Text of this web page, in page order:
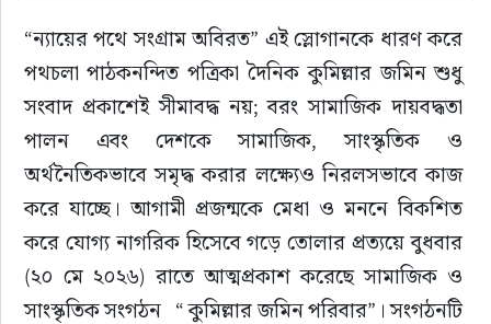
অন্যান্য
“ন্যায়ের পথে সংগ্রাম অবিরত” এই স্লোগানকে ধারণ করে
পথচলা পাঠকনন্দিত পত্রিকা দৈনিক কুমিল্লার জমিন শুধু
সংবাদ প্রকাশেই সীমাবদ্ধ নয়; বরং সামাজিক দায়বদ্ধতা
পালন এবং দেশকে সামাজিক, সাংস্কৃতিক ও
অর্থনৈতিকভাবে সমৃদ্ধ করার লক্ষ্যেও নিরলসভাবে কাজ
করে যাচ্ছে। আগামী প্রজন্মকে মেধা ও মননে বিকশিত
করে যোগ্য নাগরিক হিসেবে গড়ে তোলার প্রত্যয়ে বুধবার
(২০ মে ২০২৬) রাতে আত্মপ্রকাশ করেছে সামাজিক ও
সাংস্কৃতিক সংগঠন   “ কুমিল্লার জমিন পরিবার”। সংগঠনটি